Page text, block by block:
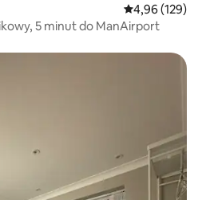
Średnia
4,96 (129)
5 minut do ManAirport
Wybór gości